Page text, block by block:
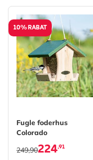
10% RABAT
Fugle foderhus
Colorado
224,91
249,90